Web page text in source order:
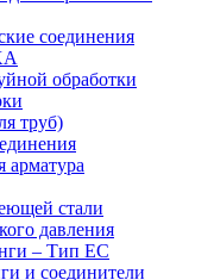
соединения
обработки
труб)
арматура
стали
давления
– Тип EC
и соединители